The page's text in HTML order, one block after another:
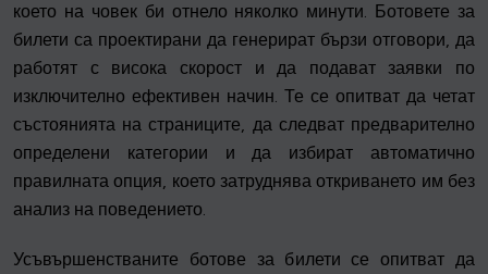
което на човек би отнело няколко минути. Ботовете за
билети са проектирани да генерират бързи отговори, да
работят с висока скорост и да подават заявки по
изключително ефективен начин. Те се опитват да четат
състоянията на страниците, да следват предварително
определени категории и да избират автоматично
правилната опция, което затруднява откриването им без
анализ на поведението.
Усъвършенстваните ботове за билети се опитват да